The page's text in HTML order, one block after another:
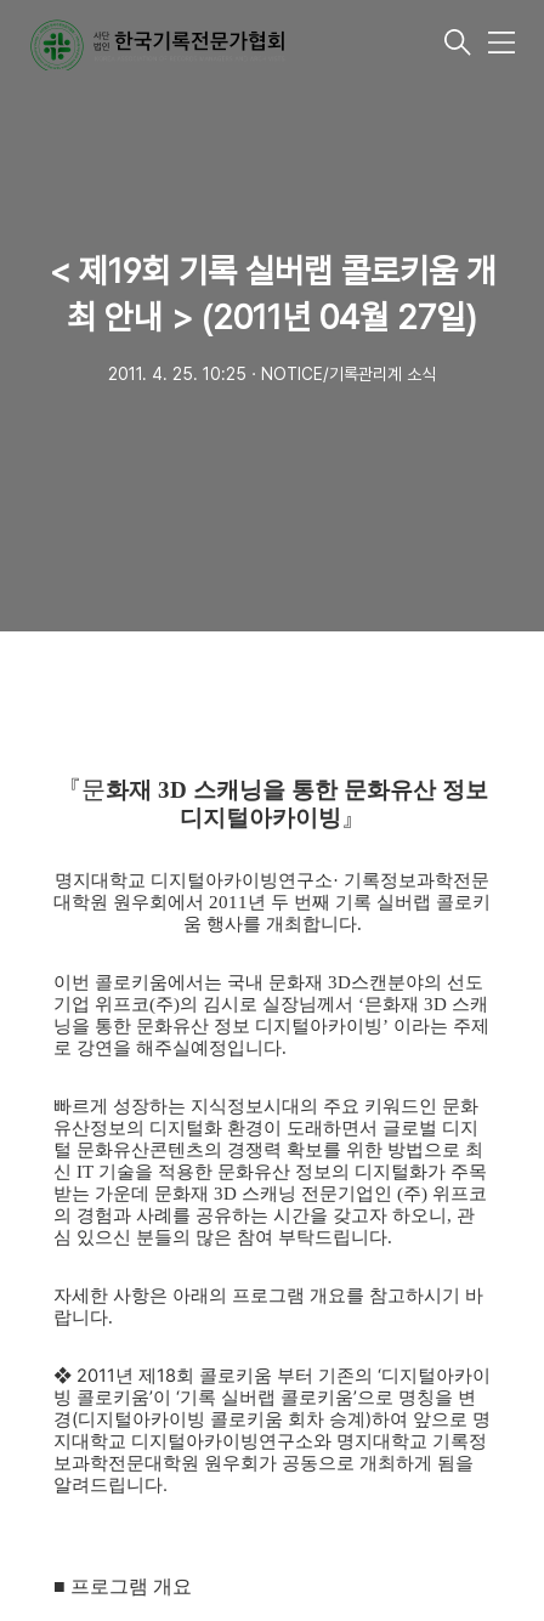
메
< 제19회 기록 실버랩 콜로키움 개
최 안내 > (2011년 04월 27일)
2011. 4. 25. 10:25 ㆍ NOTICE/기록관리계 소식
『문화재 3D 스캐닝을 통한 문화유산 정보
디지털아카이빙 』
명지대학교 디지털아카이빙연구소· 기록정보과학전문
대학원 원우회에서 2011년 두 번째 기록 실버랩 콜로키
움 행사를 개최합니다.
이번 콜로키움에서는 국내 문화재 3D스캔분야의 선도
기업 위프코(주)의 김시로 실장님께서 ‘믄화재 3D 스캐
닝을 통한 문화유산 정보 디지털아카이빙’ 이라는 주제
로 강연을 해주실예정입니다.
빠르게 성장하는 지식정보시대의 주요 키워드인 문화
유산정보의 디지털화 환경이 도래하면서 글로벌 디지
털 문화유산콘텐츠의 경쟁력 확보를 위한 방법으로 최
신 IT 기술을 적용한 문화유산 정보의 디지털화가 주목
받는 가운데 문화재 3D 스캐닝 전문기업인 (주) 위프코
의 경험과 사례를 공유하는 시간을 갖고자 하오니, 관
심 있으신 분들의 많은 참여 부탁드립니다.
자세한 사항은 아래의 프로그램 개요를 참고하시기 바
랍니다.
❖ 2011년 제18회 콜로키움 부터 기존의 ‘디지털아카이
빙 콜로키움’이 ‘기록 실버랩 콜로키움’으로 명칭을 변
경(디지털아카이빙 콜로키움 회차 승계)하여 앞으로 명
지대학교 디지털아카이빙연구소와 명지대학교 기록정
보과학전문대학원 원우회가 공동으로 개최하게 됨을
알려드립니다.
■ 프로그램 개요